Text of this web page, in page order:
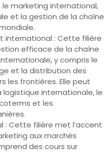
marketing international,
et la gestion de la chaîne
international : Cette filière
efficace de la chaîne
y compris le
et la distribution des
les frontières. Elle peut
logistique internationale, le
et les
: Cette filière met l’accent
aux marchés
des cours sur